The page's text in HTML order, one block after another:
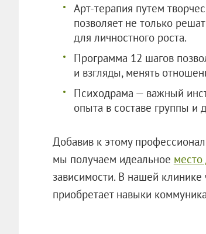
Арт-терапия путем
позволяет не только
для личностного роста.
Программа 12 шагов
и взгляды, менять
Психодрама — важный
опыта в составе группы и
Добавив к этому
мы получаем идеальное место
зависимости. В нашей клинике
приобретает навыки